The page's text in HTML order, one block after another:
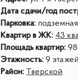
Дата сдачи/год
Парковка: подземная
Квартир в ЖК: 43
Площадь квартир:
Этажность: 9 этажей
Район: Тверской